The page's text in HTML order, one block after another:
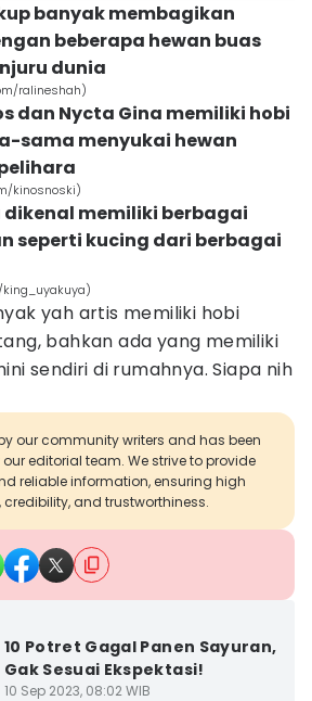
banyak membagikan
beberapa hewan buas
dunia
ralineshah)
dan Nycta Gina memiliki hobi
sama menyukai hewan
kinosnoski)
dikenal memiliki berbagai
seperti kucing dari berbagai
king_uyakuya)
yah artis memiliki hobi
bahkan ada yang memiliki
sendiri di rumahnya. Siapa nih
our community writers and has been
editorial team. We strive to provide
reliable information, ensuring high
and trustworthiness.
10 Potret Gagal Panen Sayuran,
Gak Sesuai Ekspektasi!
10 Sep 2023, 08:02 WIB